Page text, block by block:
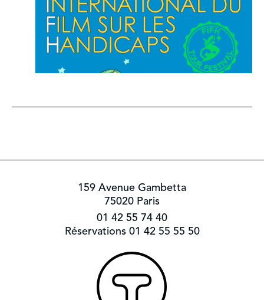
159 Avenue Gambetta
75020 Paris
01 42 55 74 40
Réservations 01 42 55 55 50